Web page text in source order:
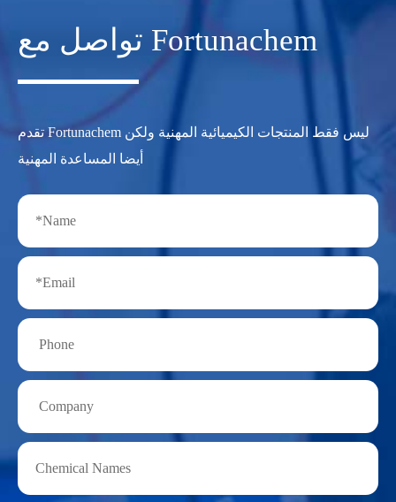
تواصل مع Fortunachem
تقدم Fortunachem ليس فقط المنتجات الكيميائية المهنية ولكن
أيضا المساعدة المهنية